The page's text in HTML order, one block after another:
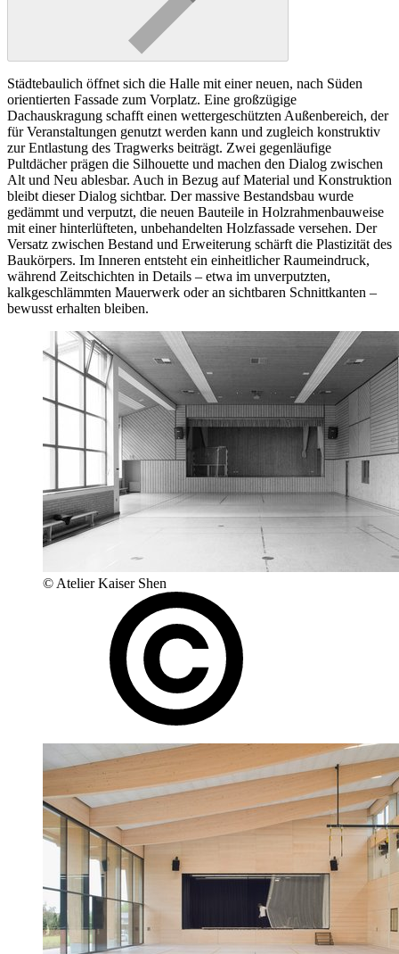
Städtebaulich öffnet sich die Halle mit einer neuen, nach Süden
orientierten Fassade zum Vorplatz. Eine großzügige
Dachauskragung schafft einen wettergeschützten Außenbereich, der
für Veranstaltungen genutzt werden kann und zugleich konstruktiv
zur Entlastung des Tragwerks beiträgt. Zwei gegenläufige
Pultdächer prägen die Silhouette und machen den Dialog zwischen
Alt und Neu ablesbar. Auch in Bezug auf Material und Konstruktion
bleibt dieser Dialog sichtbar. Der massive Bestandsbau wurde
gedämmt und verputzt, die neuen Bauteile in Holzrahmenbauweise
mit einer hinterlüfteten, unbehandelten Holzfassade versehen. Der
Versatz zwischen Bestand und Erweiterung schärft die Plastizität des
Baukörpers. Im Inneren entsteht ein einheitlicher Raumeindruck,
während Zeitschichten in Details – etwa im unverputzten,
kalkgeschlämmten Mauerwerk oder an sichtbaren Schnittkanten –
bewusst erhalten bleiben.
© Atelier Kaiser Shen